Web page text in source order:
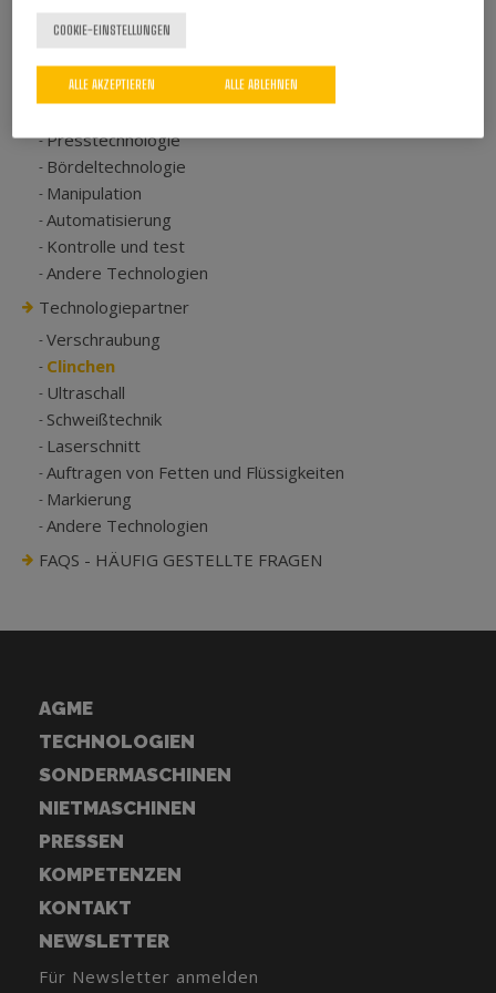
Eigene Technologien
Presstechnologie
Bördeltechnologie
Manipulation
Automatisierung
Kontrolle und test
Andere Technologien
Technologiepartner
Verschraubung
Clinchen
Ultraschall
Schweißtechnik
Laserschnitt
Auftragen von Fetten und Flüssigkeiten
Markierung
Andere Technologien
FAQS - HÄUFIG GESTELLTE FRAGEN
AGME
TECHNOLOGIEN
SONDERMASCHINEN
NIETMASCHINEN
PRESSEN
KOMPETENZEN
KONTAKT
NEWSLETTER
Für Newsletter anmelden
COOKIE-EINSTELLUNGEN
ALLE ABLEHNEN
ALLE AKZEPTIEREN